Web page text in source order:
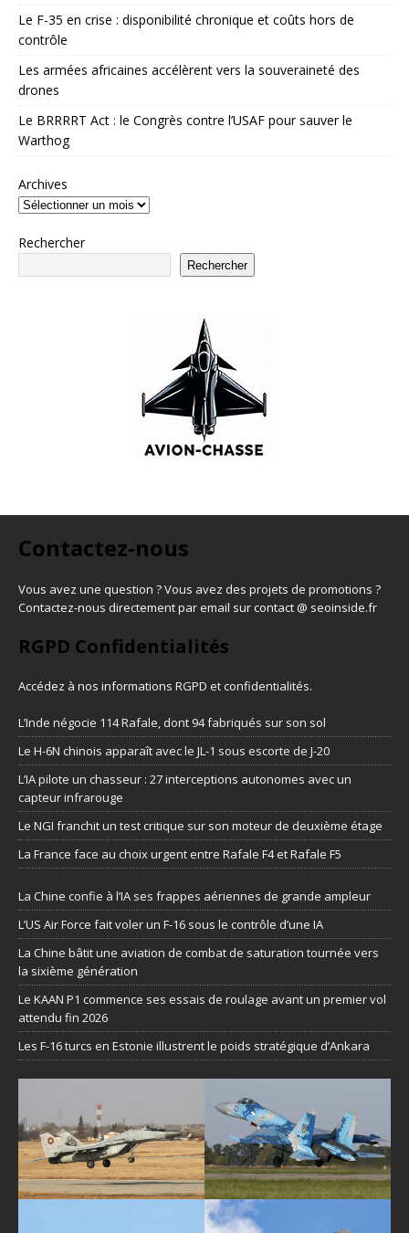
Le F-35 en crise : disponibilité chronique et coûts hors de
contrôle
Les armées africaines accélèrent vers la souveraineté des
drones
Le BRRRRT Act : le Congrès contre l’USAF pour sauver le
Warthog
Archives
Rechercher
Rechercher
Contactez-nous
Vous avez une question ? Vous avez des projets de promotions ?
Contactez-nous directement par email sur contact @ seoinside.fr
RGPD Confidentialités
Accédez à nos informations RGPD et confidentialités.
L’Inde négocie 114 Rafale, dont 94 fabriqués sur son sol
Le H-6N chinois apparaît avec le JL-1 sous escorte de J-20
L’IA pilote un chasseur : 27 interceptions autonomes avec un
capteur infrarouge
Le NGI franchit un test critique sur son moteur de deuxième étage
La France face au choix urgent entre Rafale F4 et Rafale F5
La Chine confie à l’IA ses frappes aériennes de grande ampleur
L’US Air Force fait voler un F-16 sous le contrôle d’une IA
La Chine bâtit une aviation de combat de saturation tournée vers
la sixième génération
Le KAAN P1 commence ses essais de roulage avant un premier vol
attendu fin 2026
Les F-16 turcs en Estonie illustrent le poids stratégique d’Ankara